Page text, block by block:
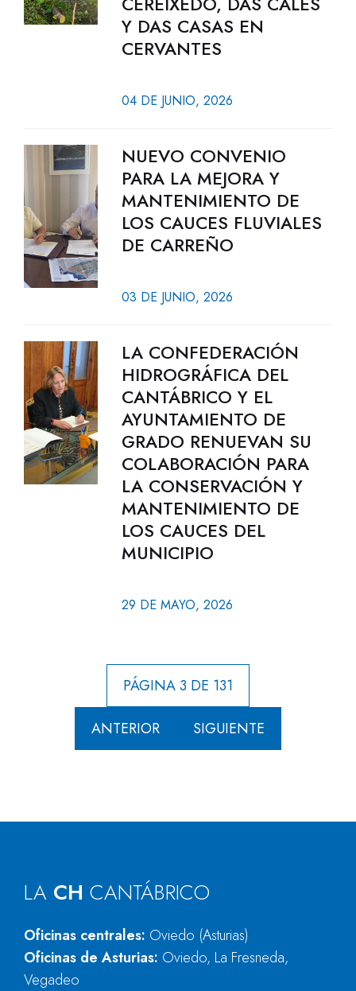
Y DAS CASAS EN
CERVANTES
04 DE JUNIO, 2026
NUEVO CONVENIO
PARA LA MEJORA Y
MANTENIMIENTO DE
LOS CAUCES FLUVIALES
DE CARREÑO
03 DE JUNIO, 2026
LA CONFEDERACIÓN
HIDROGRÁFICA DEL
CANTÁBRICO Y EL
AYUNTAMIENTO DE
GRADO RENUEVAN SU
COLABORACIÓN PARA
LA CONSERVACIÓN Y
MANTENIMIENTO DE
LOS CAUCES DEL
MUNICIPIO
29 DE MAYO, 2026
PÁGINA 3 DE 131
ANTERIOR SIGUIENTE
LA CH CANTÁBRICO
Oficinas centrales: Oviedo (Asturias)
Oficinas de Asturias: Oviedo, La Fresneda,
Vegadeo